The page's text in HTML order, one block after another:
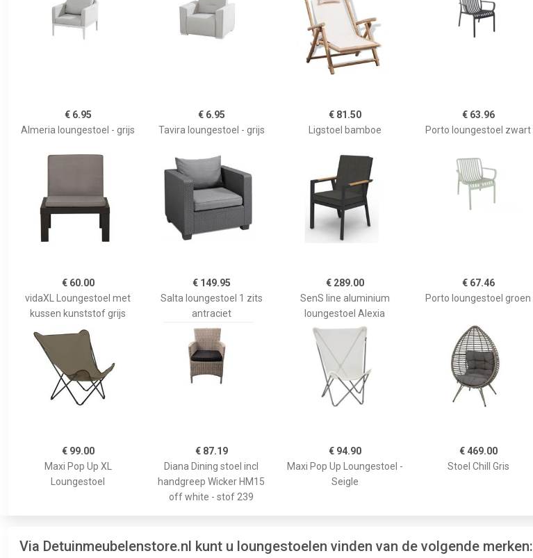
€ 6.95
Almeria loungestoel - grijs
€ 6.95
Tavira loungestoel - grijs
€ 81.50
Ligstoel bamboe
€ 63.96
Porto loungestoel zwart
€ 60.00
vidaXL Loungestoel met
kussen kunststof grijs
€ 149.95
Salta loungestoel 1 zits
antraciet
€ 289.00
SenS line aluminium
loungestoel Alexia
€ 67.46
Porto loungestoel groen
€ 99.00
Maxi Pop Up XL
Loungestoel
€ 87.19
Diana Dining stoel incl
handgreep Wicker HM15
off white - stof 239
€ 94.90
Maxi Pop Up Loungestoel -
Seigle
€ 469.00
Stoel Chill Gris
Via Detuinmeubelenstore.nl kunt u loungestoelen vinden van de volgende merken: